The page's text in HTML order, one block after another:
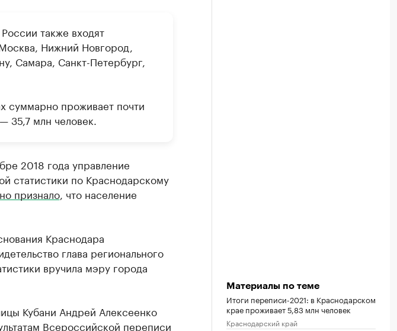
также входят
Нижний Новгород,
Самара, Санкт-Петербург,
суммарно проживает почти
35,7 млн человек.
2018 года управление
статистики по Краснодарскому
признало, что население
Краснодара
глава регионального
вручила мэру города
Кубани Андрей Алексеенко
Всероссийской переписи
Материалы по теме
Итоги переписи-2021: в Краснодарском
крае проживает 5,83 млн человек
Краснодарский край